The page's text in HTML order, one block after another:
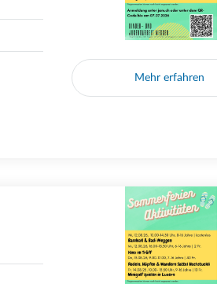
Mehr erfahren